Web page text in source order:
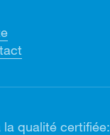
qualité certifiée: